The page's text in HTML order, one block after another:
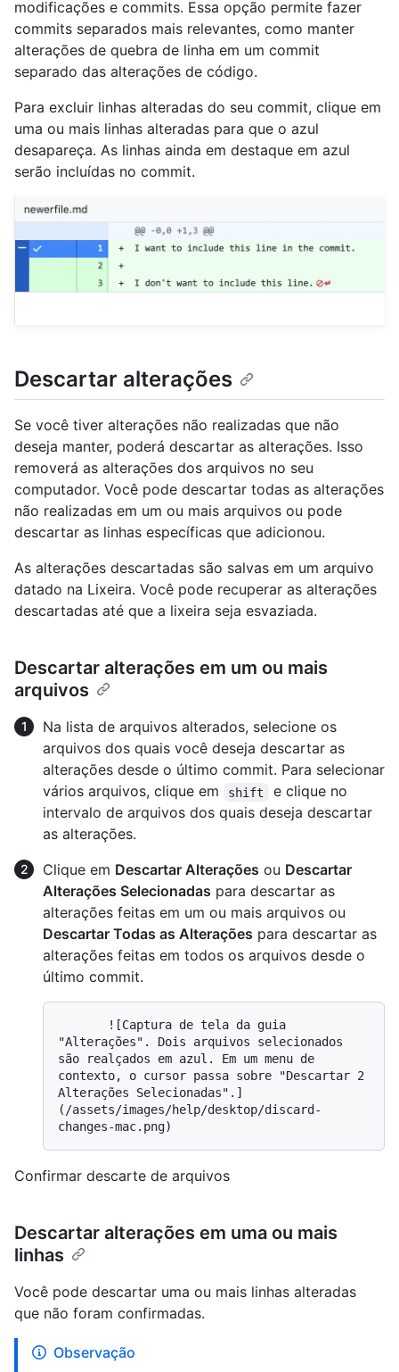
modificações e commits. Essa opção permite fazer
commits separados mais relevantes, como manter
alterações de quebra de linha em um commit
separado das alterações de código.
Para excluir linhas alteradas do seu commit, clique em
uma ou mais linhas alteradas para que o azul
desapareça. As linhas ainda em destaque em azul
serão incluídas no commit.
Descartar alterações
Se você tiver alterações não realizadas que não
deseja manter, poderá descartar as alterações. Isso
removerá as alterações dos arquivos no seu
computador. Você pode descartar todas as alterações
não realizadas em um ou mais arquivos ou pode
descartar as linhas específicas que adicionou.
As alterações descartadas são salvas em um arquivo
datado na Lixeira. Você pode recuperar as alterações
descartadas até que a lixeira seja esvaziada.
Descartar alterações em um ou mais
arquivos
Na lista de arquivos alterados, selecione os
arquivos dos quais você deseja descartar as
alterações desde o último commit. Para selecionar
vários arquivos, clique em
shift
e clique no
intervalo de arquivos dos quais deseja descartar
as alterações.
Clique em Descartar Alterações ou Descartar
Alterações Selecionadas para descartar as
alterações feitas em um ou mais arquivos ou
Descartar Todas as Alterações para descartar as
alterações feitas em todos os arquivos desde o
último commit.
"Alterações". Dois arquivos selecionados
são realçados em azul. Em um menu de
contexto, o cursor passa sobre "Descartar 2
Alterações Selecionadas".]
(/assets/images/help/desktop/discard-
Confirmar descarte de arquivos
Descartar alterações em uma ou mais
linhas
Você pode descartar uma ou mais linhas alteradas
que não foram confirmadas.
Observação